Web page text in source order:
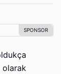
olarak